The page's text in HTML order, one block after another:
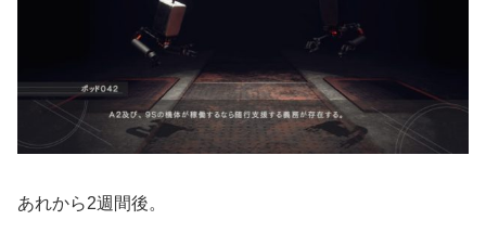
あれから2週間後。